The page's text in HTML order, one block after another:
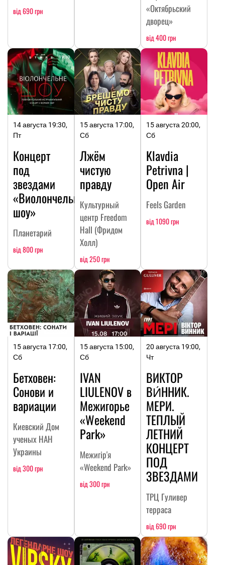
від 690 грн
«Октябрьский
дворец»
від 400 грн
14 августа 19:30,
Пт
Концерт
под
звездами
«Виолончельное
шоу»
Планетарий
від 800 грн
15 августа 17:00,
Сб
Лжём
чистую
правду
Культурный
центр Freedom
Hall (Фридом
Холл)
від 250 грн
15 августа 20:00,
Сб
Klavdia
Petrivna |
Open Air
Feels Garden
від 1090 грн
15 августа 17:00,
Сб
Бетховен:
Сонови и
вариации
Киевский Дом
ученых НАН
Украины
від 300 грн
15 августа 15:00,
Сб
IVAN
LIULENOV в
Межигорье
«Weekend
Park»
Межигір'я
«Weekend Park»
від 300 грн
20 августа 19:00,
Чт
ВИКТОР
ВИ́ННИК.
МЕРИ.
ТЕПЛЫЙ
ЛЕТНИЙ
КОНЦЕРТ
ПОД
ЗВЕЗДАМИ
ТРЦ Гуливер
терраса
від 690 грн